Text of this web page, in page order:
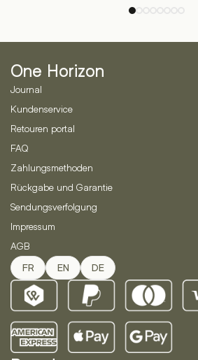
auf
der
gewählt
werden
One Horizon
Journal
Kundenservice
Retouren portal
FAQ
Zahlungsmethoden
Rückgabe und Garantie
Sendungsverfolgung
Impressum
AGB
FR EN DE